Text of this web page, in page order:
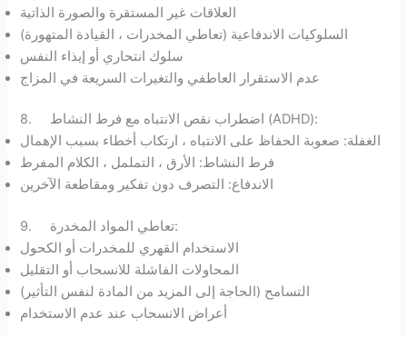
العلاقات غير المستقرة والصورة الذاتية
السلوكيات الاندفاعية (تعاطي المخدرات ، القيادة المتهورة)
سلوك انتحاري أو إيذاء النفس
عدم الاستقرار العاطفي والتغيرات السريعة في المزاج
8. اضطراب نقص الانتباه مع فرط النشاط (ADHD):
الغفلة: صعوبة الحفاظ على الانتباه ، ارتكاب أخطاء بسبب الإهمال
فرط النشاط: الأرق ، التململ ، الكلام المفرط
الاندفاع: التصرف دون تفكير ومقاطعة الآخرين
9. تعاطي المواد المخدرة:
الاستخدام القهري للمخدرات أو الكحول
المحاولات الفاشلة للانسحاب أو التقليل
التسامح (الحاجة إلى المزيد من المادة لنفس التأثير)
أعراض الانسحاب عند عدم الاستخدام